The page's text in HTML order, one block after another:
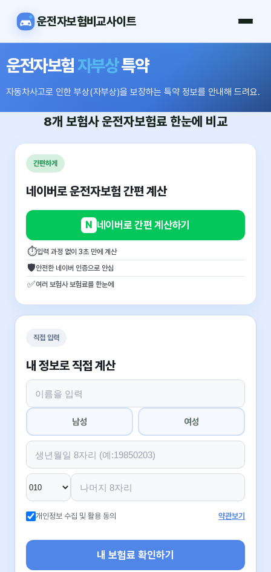
운전자보험비교사이트
운전자보험자부상특약
자동차사고로 인한 부상(자부상)을 보장하는 특약 정보를 안내해 드려요.
8개 보험사운전자보험료 한눈에 비교
간편하게
네이버로 운전자보험 간편 계산
N 네이버로 간편 계산하기
⏱입력 과정 없이 3초 만에 계산
🛡안전한 네이버 인증으로 안심
✅여러 보험사 보험료를 한눈에
직접 입력
내 정보로 직접 계산
남성 여성
개인정보 수집 및 활용 동의 약관보기
내 보험료 확인하기